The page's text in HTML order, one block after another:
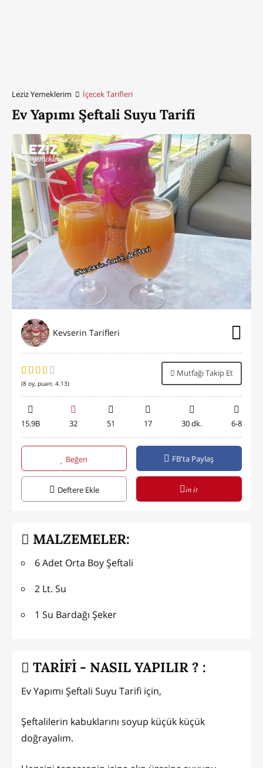
Leziz Yemeklerim İçecek Tarifleri
Ev Yapımı Şeftali Suyu Tarifi
Kevserin Tarifleri
(8 oy, puan: 4.13)
Mutfağı Takip Et
15.9B 32 51 17 30 dk. 6-8
Beğen FB'ta Paylaş
Deftere Ekle in it
MALZEMELER:
6 Adet Orta Boy Şeftali
2 Lt. Su
1 Su Bardağı Şeker
TARİFİ - NASIL YAPILIR ? :
Ev Yapımı Şeftali Suyu Tarifi için,
Şeftalilerin kabuklarını soyup küçük küçük
doğrayalım.